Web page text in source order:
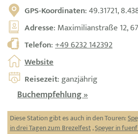
GPS-Koordinaten: 49.31721,
Adresse: Maximilianstraße 12,
Telefon:+49 6232 142392
Website
Reisezeit: ganzjährig
Buchempfehlung »
Diese Station gibt es auch in den Touren:
in drei Tagen zum Brezelfest,Speyer in